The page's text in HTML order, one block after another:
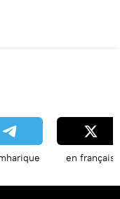
en français